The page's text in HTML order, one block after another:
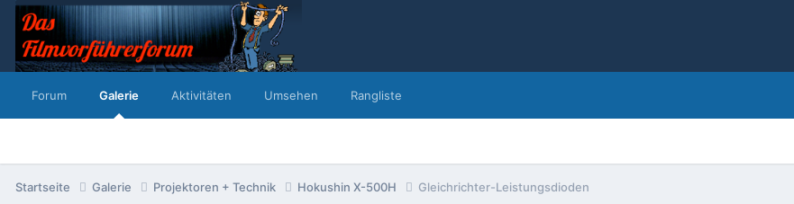
Forum Galerie Aktivitäten Umsehen Rangliste
Startseite Galerie Projektoren + Technik Hokushin X-500H Gleichrichter-Leistungsdioden